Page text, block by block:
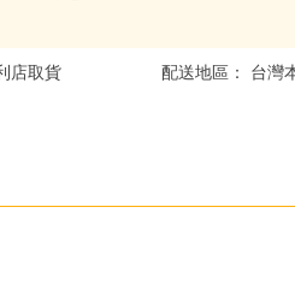
店取貨 配送地區： 台灣